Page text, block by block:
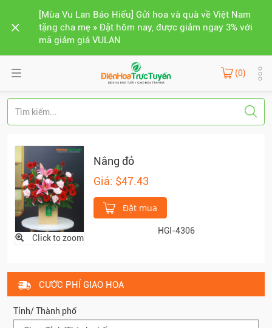
[Mùa Vu Lan Báo Hiếu] Gửi hoa và quà về Việt Nam
tặng cha mẹ » Đặt hôm nay, được giảm ngay 3% với
mã giảm giá VULAN
(0)
Click to zoom
Nắng đỏ
Giá: $47.43
Đặt mua
HGI-4306
CƯỚC PHÍ GIAO HOA
Tỉnh/ Thành phố